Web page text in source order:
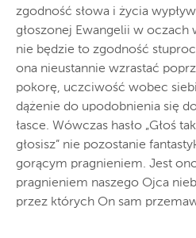
zgodność słowa i życia
głoszonej Ewangelii w oczach
nie będzie to zgodność
ona nieustannie wzrastać
pokorę, uczciwość wobec
dążenie do upodobnienia się
łasce. Wówczas hasło „Głoś
głosisz” nie pozostanie
gorącym pragnieniem. Jest
pragnieniem naszego Ojca
przez których On sam